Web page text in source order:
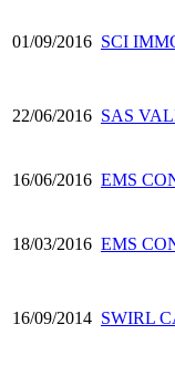
01/09/2016 SCI
22/06/2016 SAS
16/06/2016 EMS
18/03/2016 EMS
16/09/2014 SWIRL